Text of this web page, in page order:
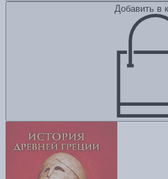
Добавить в